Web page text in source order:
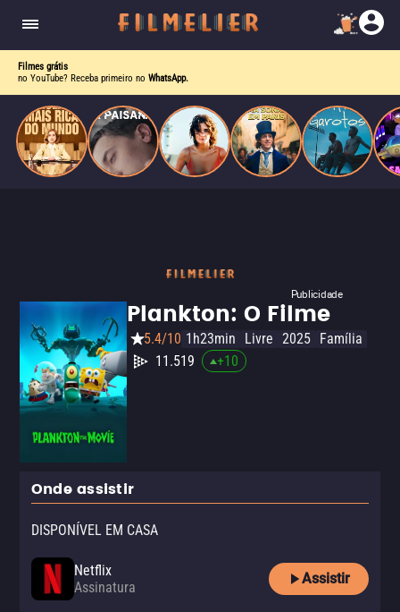
Filmes grátis
no YouTube? Receba primeiro no WhatsApp.
Publicidade
Plankton: O Filme
5.4/10 1h23min Livre 2025 Família
11.519
+10
Onde assistir
DISPONÍVEL EM CASA
Netflix
Assinatura
Assistir
do
Mundo